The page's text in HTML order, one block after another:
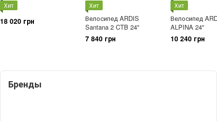
Хит
18 020 грн
Хит
Велосипед ARDIS
Santana 2 CTB 24"
7 840 грн
Хит
Велосипед
ALPINA 24"
10 240 грн
Бренды